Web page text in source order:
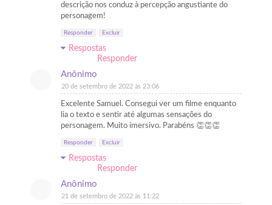
descrição nos conduz à percepção angustiante do
personagem!
Responder Excluir
Respostas
Responder
Anônimo
20 de setembro de 2022 às 23:06
Excelente Samuel. Consegui ver um filme enquanto
lia o texto e sentir até algumas sensações do
personagem. Muito imersivo. Parabéns 👏👏👏
Responder Excluir
Respostas
Responder
Anônimo
21 de setembro de 2022 às 11:22